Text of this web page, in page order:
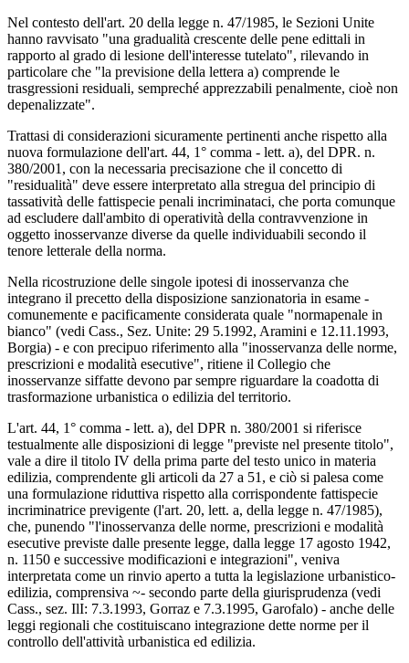
Nel contesto dell'art. 20 della legge n. 47/1985, le Sezioni Unite
hanno ravvisato "una gradualità crescente delle pene edittali in
rapporto al grado di lesione dell'interesse tutelato", rilevando in
particolare che "la previsione della lettera a) comprende le
trasgressioni residuali, sempreché apprezzabili penalmente, cioè non
depenalizzate".
Trattasi di considerazioni sicuramente pertinenti anche rispetto alla
nuova formulazione dell'art. 44, 1° comma - lett. a), del DPR. n.
380/2001, con la necessaria precisazione che il concetto di
"residualità" deve essere interpretato alla stregua del principio di
tassatività delle fattispecie penali incriminataci, che porta comunque
ad escludere dall'ambito di operatività della contravvenzione in
oggetto inosservanze diverse da quelle individuabili secondo il
tenore letterale della norma.
Nella ricostruzione delle singole ipotesi di inosservanza che
integrano il precetto della disposizione sanzionatoria in esame -
comunemente e pacificamente considerata quale "normapenale in
bianco" (vedi Cass., Sez. Unite: 29 5.1992, Aramini e 12.11.1993,
Borgia) - e con precipuo riferimento alla "inosservanza delle norme,
prescrizioni e modalità esecutive", ritiene il Collegio che
inosservanze siffatte devono par sempre riguardare la coadotta di
trasformazione urbanistica o edilizia del territorio.
L'art. 44, 1° comma - lett. a), del DPR n. 380/2001 si riferisce
testualmente alle disposizioni di legge "previste nel presente titolo",
vale a dire il titolo IV della prima parte del testo unico in materia
edilizia, comprendente gli articoli da 27 a 51, e ciò si palesa come
una formulazione riduttiva rispetto alla corrispondente fattispecie
incriminatrice previgente (l'art. 20, lett. a, della legge n. 47/1985),
che, punendo "l'inosservanza delle norme, prescrizioni e modalità
esecutive previste dalle presente legge, dalla legge 17 agosto 1942,
n. 1150 e successive modificazioni e integrazioni", veniva
interpretata come un rinvio aperto a tutta la legislazione urbanistico-
edilizia, comprensiva ~- secondo parte della giurisprudenza (vedi
Cass., sez. IlI: 7.3.1993, Gorraz e 7.3.1995, Garofalo) - anche delle
leggi regionali che costituiscano integrazione dette norme per il
controllo dell'attività urbanistica ed edilizia.